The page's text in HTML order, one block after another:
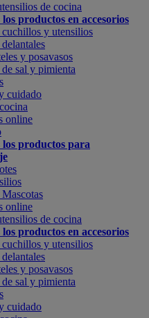
de cocina
productos en accesorios
cuchillos y utensilios
y posavasos
sal y pimienta
cuidado
online
los productos para
online
de cocina
productos en accesorios
cuchillos y utensilios
y posavasos
sal y pimienta
cuidado